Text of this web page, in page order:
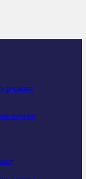
региону
вечери